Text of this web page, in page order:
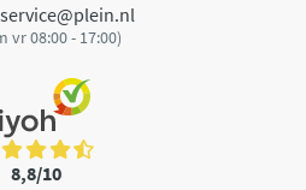
vr 08:00 - 17:00)
8,8/10